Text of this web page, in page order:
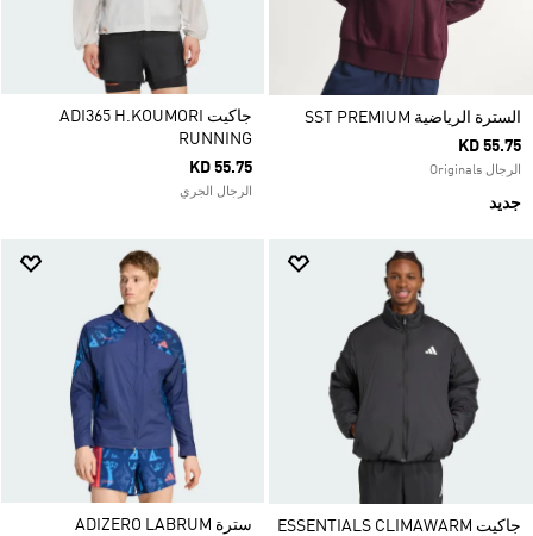
السترة الرياضية SST PREMIUM
KD 55.75
الرجال Originals
جديد
جاكيت ADI365 H.KOUMORI
RUNNING
KD 55.75
الرجال الجري
جاكيت ESSENTIALS CLIMAWARM
سترة ADIZERO LABRUM